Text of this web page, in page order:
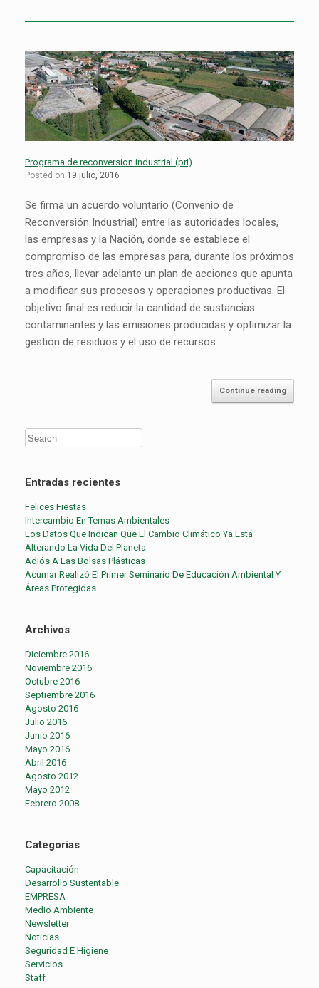
Programa de reconversion industrial (pri)
Posted on 19 julio, 2016
Se firma un acuerdo voluntario (Convenio de
Reconversión Industrial) entre las autoridades locales,
las empresas y la Nación, donde se establece el
compromiso de las empresas para, durante los próximos
tres años, llevar adelante un plan de acciones que apunta
a modificar sus procesos y operaciones productivas. El
objetivo final es reducir la cantidad de sustancias
contaminantes y las emisiones producidas y optimizar la
gestión de residuos y el uso de recursos.
Continue reading
Entradas recientes
Felices Fiestas
Intercambio En Temas Ambientales
Los Datos Que Indican Que El Cambio Climático Ya Está
Alterando La Vida Del Planeta
Adiós A Las Bolsas Plásticas
Acumar Realizó El Primer Seminario De Educación Ambiental Y
Áreas Protegidas
Archivos
Diciembre 2016
Noviembre 2016
Octubre 2016
Septiembre 2016
Agosto 2016
Julio 2016
Junio 2016
Mayo 2016
Abril 2016
Agosto 2012
Mayo 2012
Febrero 2008
Categorías
Capacitación
Desarrollo Sustentable
EMPRESA
Medio Ambiente
Newsletter
Noticias
Seguridad E Higiene
Servicios
Staff